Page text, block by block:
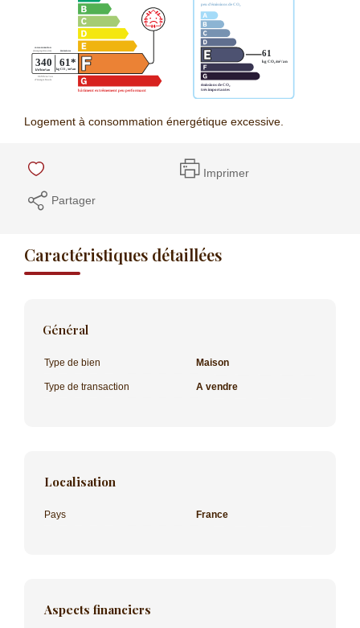
Logement à consommation énergétique excessive.
Imprimer
Partager
Caractéristiques détaillées
Général
Type de bien Maison
Type de transaction A vendre
Localisation
Pays France
Aspects financiers